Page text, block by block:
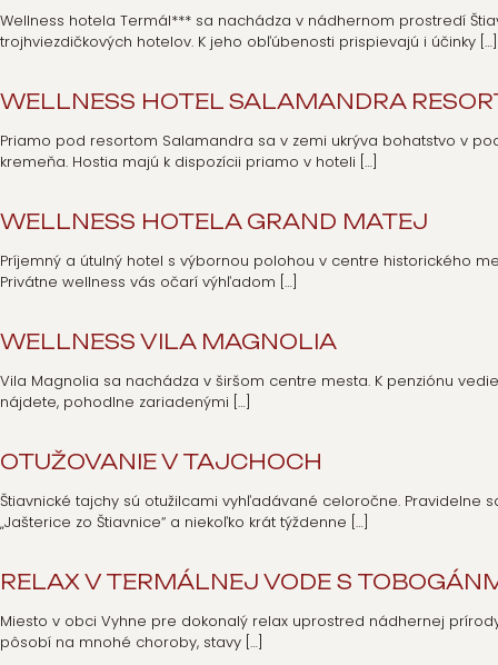
Wellness hotela Termál*** sa nachádza v nádhernom prostredí
trojhviezdičkových hotelov. K jeho obľúbenosti prispievajú i účinky […]
WELLNESS HOTEL SALAMANDRA
Priamo pod resortom Salamandra sa v zemi ukrýva bohatstvo v
kremeňa. Hostia majú k dispozícii priamo v hoteli […]
WELLNESS HOTELA GRAND MATEJ
Príjemný a útulný hotel s výbornou polohou v centre historického
Privátne wellness vás očarí výhľadom […]
WELLNESS VILA MAGNOLIA
Vila Magnolia sa nachádza v širšom centre mesta. K penziónu
nájdete, pohodlne zariadenými […]
OTUŽOVANIE V TAJCHOCH
Štiavnické tajchy sú otužilcami vyhľadávané celoročne. Pravidelne
„Jašterice zo Štiavnice“ a niekoľko krát týždenne […]
RELAX V TERMÁLNEJ VODE S
Miesto v obci Vyhne pre dokonalý relax uprostred nádhernej
pôsobí na mnohé choroby, stavy […]